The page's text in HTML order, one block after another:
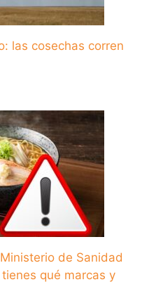
las cosechas corren
de Sanidad
qué marcas y